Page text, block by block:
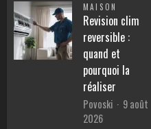
MAISON
Revision clim
reversible :
quand et
pourquoi la
réaliser
Povoski
9 août
2026